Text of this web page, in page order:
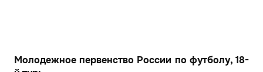
Молодежное первенство России по футболу, 18-